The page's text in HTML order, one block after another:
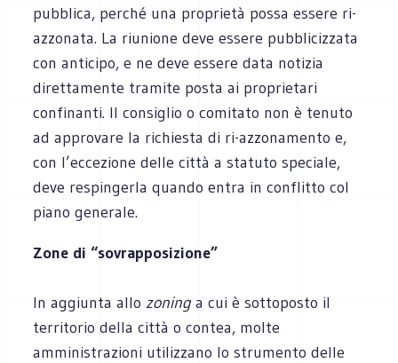
pubblica, perché una proprietà possa essere ri-
azzonata. La riunione deve essere pubblicizzata
con anticipo, e ne deve essere data notizia
direttamente tramite posta ai proprietari
confinanti. Il consiglio o comitato non è tenuto
ad approvare la richiesta di ri-azzonamento e,
con l’eccezione delle città a statuto speciale,
deve respingerla quando entra in conflitto col
piano generale.
Zone di “sovrapposizione”
In aggiunta allo zoninga cui è sottoposto il
territorio della città o contea, molte
amministrazioni utilizzano lo strumento delle